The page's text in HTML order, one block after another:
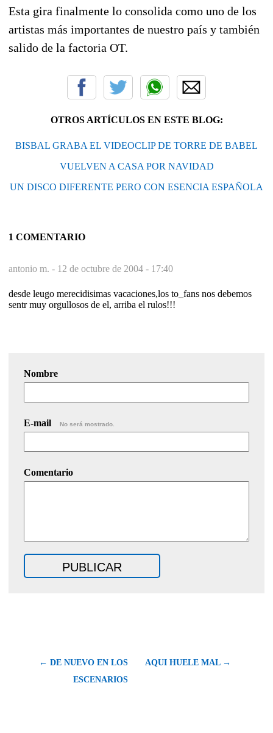
Esta gira finalmente lo consolida como uno de los
artistas más importantes de nuestro país y también
salido de la factoria OT.
OTROS ARTÍCULOS EN ESTE BLOG:
BISBAL GRABA EL VIDEOCLIP DE TORRE DE BABEL
VUELVEN A CASA POR NAVIDAD
UN DISCO DIFERENTE PERO CON ESENCIA ESPAÑOLA
1 COMENTARIO
antonio m. - 12 de octubre de 2004 - 17:40
desde leugo merecidisimas vacaciones,los to_fans nos debemos
sentr muy orgullosos de el, arriba el rulos!!!
Nombre
E-mail No será mostrado.
Comentario
← DE NUEVO EN LOS
ESCENARIOS
AQUI HUELE MAL →